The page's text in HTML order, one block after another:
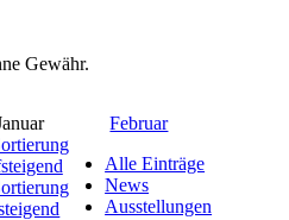
Gewähr.
Februar
Alle Einträge
News
Ausstellungen